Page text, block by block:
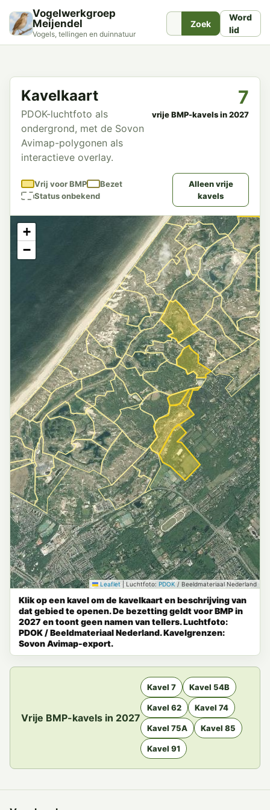
Vogelwerkgroep
Meijendel
Vogels, tellingen en duinnatuur
Zoek
Word
lid
Kavelkaart
PDOK-luchtfoto als
ondergrond, met de Sovon
Avimap-polygonen als
interactieve overlay.
7
vrije BMP-kavels in 2027
Vrij voor BMP
Bezet
Status onbekend
Alleen vrije
kavels
+
−
Leaflet Luchtfoto: PDOK / Beeldmateriaal Nederland
Klik op een kavel om de kavelkaart en beschrijving van
dat gebied te openen. De bezetting geldt voor BMP in
2027 en toont geen namen van tellers. Luchtfoto:
PDOK / Beeldmateriaal Nederland. Kavelgrenzen:
Sovon Avimap-export.
Vrije BMP-kavels in 2027
Kavel 7 Kavel 54B
Kavel 62 Kavel 74
Kavel 75A Kavel 85
Kavel 91